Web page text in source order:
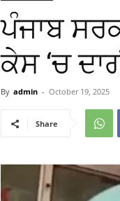
ਪੰਜਾਬ
ਕੇਸ ‘ਚ
By admin - October 19, 2025
Share